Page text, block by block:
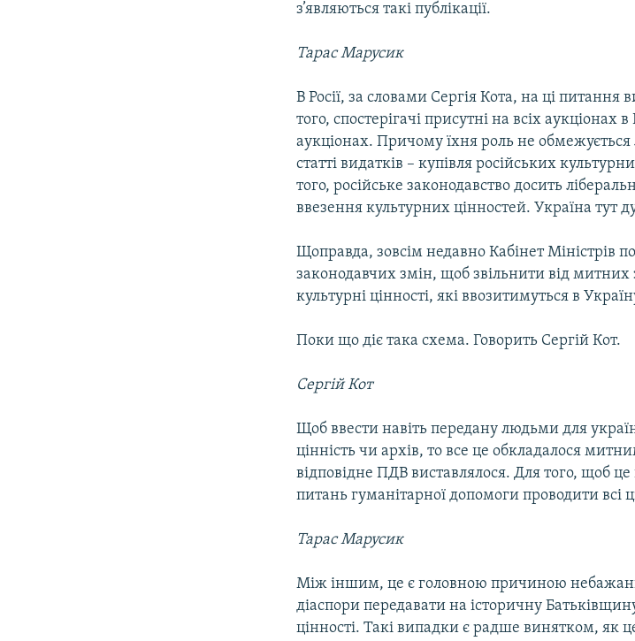
з’являються такі публікації.
Тарас Марусик
В Росії, за словами Сергія Кота, на ці питання
того, спостерігачі присутні на всіх аукціонах
аукціонах. Причому їхня роль не
статті видатків – купівля російських
того, російське законодавство досить
ввезення культурних цінностей. Україна тут
Щоправда, зовсім недавно Кабінет Міністрів
законодавчих змін, щоб звільнити від митних
культурні цінності, які ввозитимуться в
Поки що діє така схема. Говорить Сергій Кот.
Сергій Кот
Щоб ввести навіть передану людьми для
цінність чи архів, то все це обкладалося
відповідне ПДВ виставлялося. Для того, щоб це
питань гуманітарної допомоги проводити всі
Тарас Марусик
Між іншим, це є головною причиною
діаспори передавати на історичну
цінності. Такі випадки є радше винятком, як